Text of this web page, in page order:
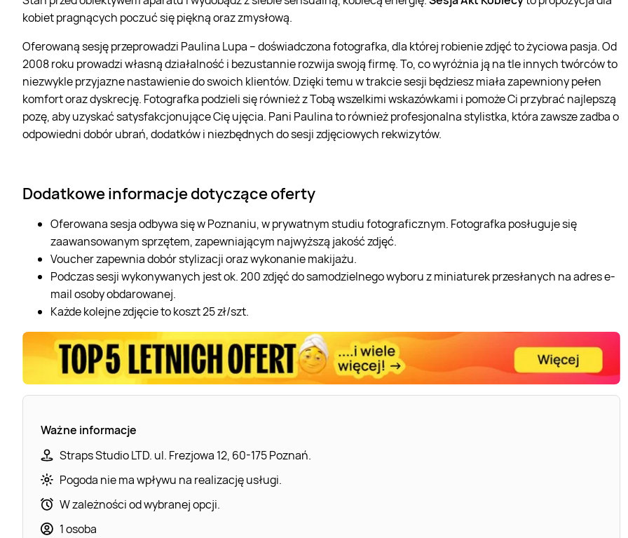
kobiet pragnących poczuć się piękną oraz zmysłową.
Oferowaną sesję przeprowadzi Paulina Lupa – doświadczona fotografka, dla której robienie zdjęć to życiowa pasja. Od
2008 roku prowadzi własną działalność i bezustannie rozwija swoją firmę. To, co wyróżnia ją na tle innych twórców to
niezwykle przyjazne nastawienie do swoich klientów. Dzięki temu w trakcie sesji będziesz miała zapewniony pełen
komfort oraz dyskrecję. Fotografka podzieli się również z Tobą wszelkimi wskazówkami i pomoże Ci przybrać najlepszą
pozę, aby uzyskać satysfakcjonujące Cię ujęcia. Pani Paulina to również profesjonalna stylistka, która zawsze zadba o
odpowiedni dobór ubrań, dodatków i niezbędnych do sesji zdjęciowych rekwizytów.
Dodatkowe informacje dotyczące oferty
Oferowana sesja odbywa się w Poznaniu, w prywatnym studiu fotograficznym. Fotografka posługuje się
zaawansowanym sprzętem, zapewniającym najwyższą jakość zdjęć.
Voucher zapewnia dobór stylizacji oraz wykonanie makijażu.
Podczas sesji wykonywanych jest ok. 200 zdjęć do samodzielnego wyboru z miniaturek przesłanych na adres e-
mail osoby obdarowanej.
Każde kolejne zdjęcie to koszt 25 zł/szt.
Ważne informacje
Straps Studio LTD. ul. Frezjowa 12, 60-175 Poznań.
Pogoda nie ma wpływu na realizację usługi.
W zależności od wybranej opcji.
1 osoba